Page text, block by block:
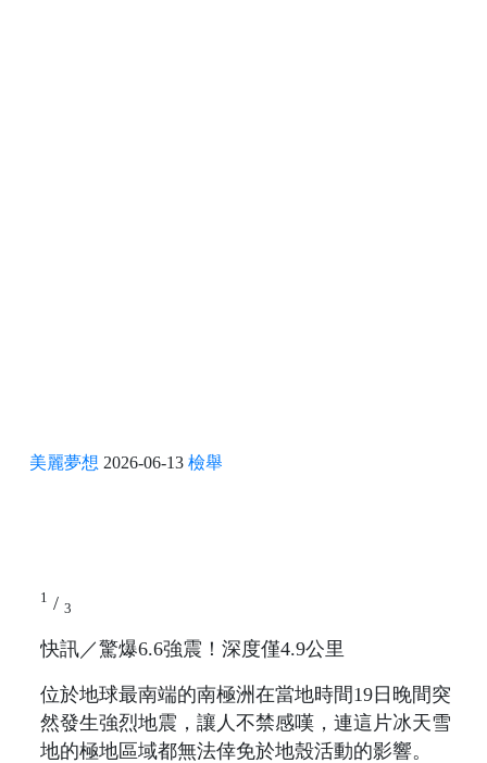
美麗夢想 2026-06-13 檢舉
1 / 3
快訊／驚爆6.6強震！深度僅4.9公里
位於地球最南端的南極洲在當地時間19日晚間突
然發生強烈地震，讓人不禁感嘆，連這片冰天雪
地的極地區域都無法倖免於地殼活動的影響。